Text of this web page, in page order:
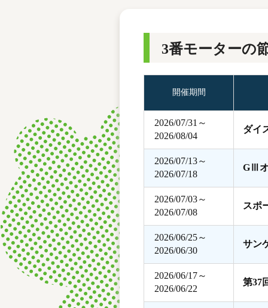
ボートデータ
3番モーターの
開催期間
2026/07/31～
2026/08/04
ダイ
2026/07/13～
2026/07/18
GⅢオ
2026/07/03～
2026/07/08
スポ
2026/06/25～
2026/06/30
サン
2026/06/17～
2026/06/22
第37